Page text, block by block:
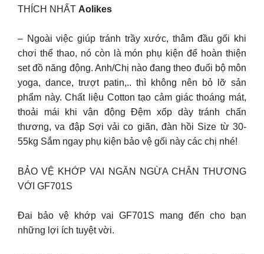
THÍCH NHẤT Aolikes
– Ngoài việc giúp tránh trầy xước, thâm đầu gối khi
chơi thể thao, nó còn là món phụ kiện để hoàn thiện
set đồ năng động. Anh/Chị nào đang theo đuổi bộ môn
yoga, dance, trượt patin,.. thì không nên bỏ lỡ sản
phẩm này. Chất liệu Cotton tạo cảm giác thoáng mát,
thoải mái khi vận động Đệm xốp dày tránh chấn
thương, va đập Sợi vải co giãn, đàn hồi Size từ 30-
55kg Sắm ngay phụ kiện bảo vệ gối này các chị nhé!
BẢO VỆ KHỚP VAI NGĂN NGỪA CHÂN THƯƠNG
VỚI GF701S
Đai bảo vệ khớp vai GF701S mang đến cho bạn
những lợi ích tuyệt vời.